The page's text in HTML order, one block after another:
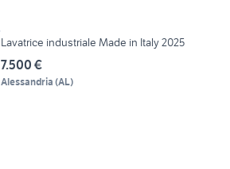
Lavatrice industriale Made in Italy 2025
7.500 €
Alessandria (AL)